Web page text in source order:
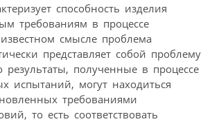
способность изделия
требованиям в процессе
смысле проблема
представляет собой проблему
результаты, полученные в процессе
испытаний, могут находиться
требованиями
то есть соответствовать